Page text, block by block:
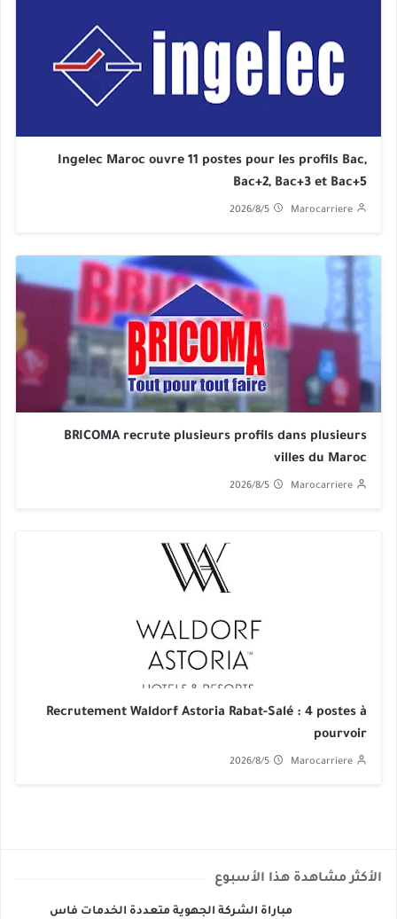
Ingelec Maroc ouvre 11 postes pour les profils Bac,
Bac+2, Bac+3 et Bac+5
Marocarriere
2026/8/5
BRICOMA recrute plusieurs profils dans plusieurs
villes du Maroc
Marocarriere
2026/8/5
Recrutement Waldorf Astoria Rabat-Salé : 4 postes à
pourvoir
Marocarriere
2026/8/5
الأكثر مشاهدة هذا الأسبوع
مباراة الشركة الجهوية متعددة الخدمات فاس